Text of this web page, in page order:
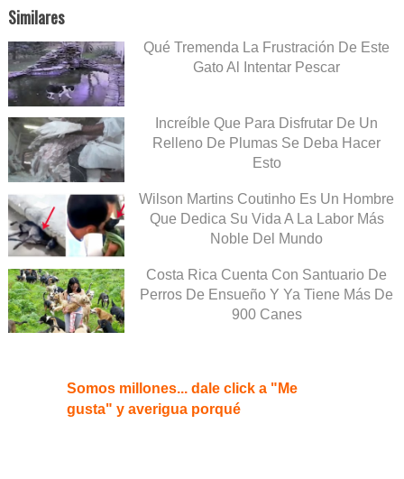
Similares
Qué Tremenda La Frustración De Este
Gato Al Intentar Pescar
Increíble Que Para Disfrutar De Un
Relleno De Plumas Se Deba Hacer
Esto
Wilson Martins Coutinho Es Un Hombre
Que Dedica Su Vida A La Labor Más
Noble Del Mundo
Costa Rica Cuenta Con Santuario De
Perros De Ensueño Y Ya Tiene Más De
900 Canes
Somos millones... dale click a "Me
gusta" y averigua porqué